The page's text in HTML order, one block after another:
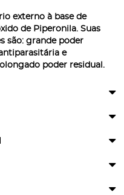
externo à base de
de Piperonila. Suas
são: grande poder
e
poder residual.